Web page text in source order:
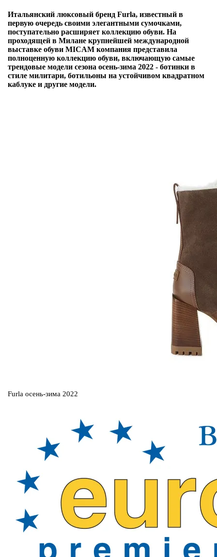
Итальянский люксовый бренд Furla, известный в
первую очередь своими элегантными сумочками,
поступательно расширяет коллекцию обуви. На
проходящей в Милане крупнейшей международной
выставке обуви MICAM компания представила
полноценную коллекцию обуви, включающую самые
трендовые модели сезона осень-зима 2022 - ботинки в
стиле милитари, ботильоны на устойчивом квадратном
каблуке и другие модели.
Furla осень-зима 2022